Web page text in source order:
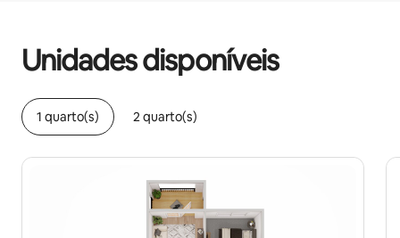
Unidades disponíveis
1 quarto(s) 2 quarto(s)